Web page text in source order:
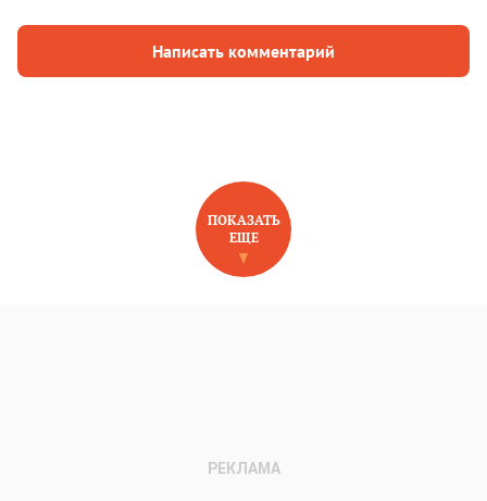
Написать комментарий
НОВОЕ НА САЙТЕ
ПОКАЗАТЬ
ЕЩЕ